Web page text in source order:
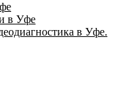
в Уфе
в Уфе.